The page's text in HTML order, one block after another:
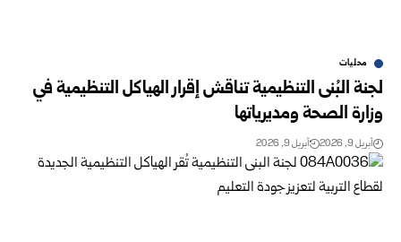
محليات
لجنة البُنى التنظيمية تناقش إقرار الهياكل التنظيمية في
وزارة الصحة ومديرياتها
أبريل 9, 2026 أبريل 9, 2026